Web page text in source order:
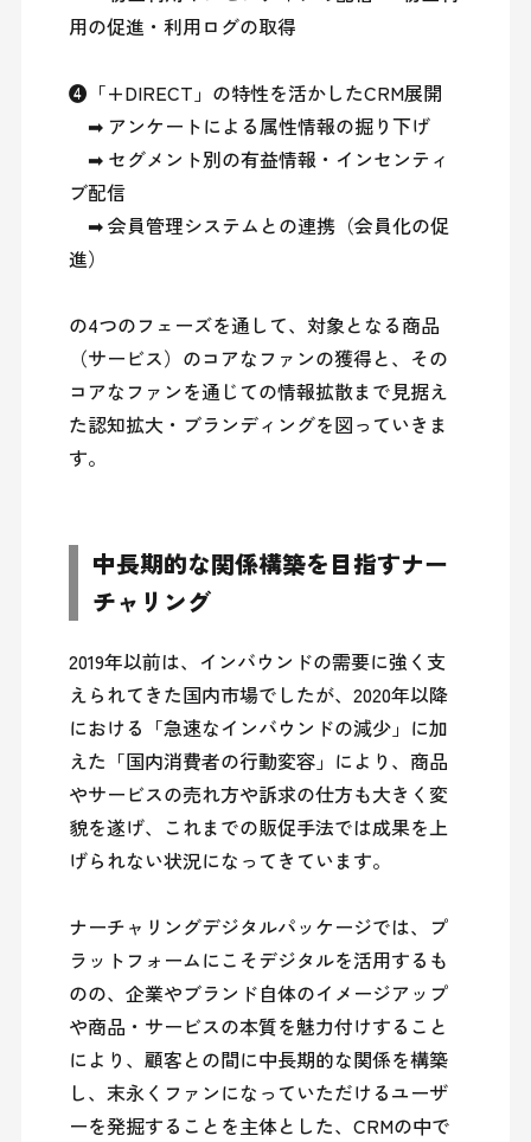
用の促進・利用ログの取得
❹「+DIRECT」の特性を活かしたCRM展開
➡ アンケートによる属性情報の掘り下げ
➡ セグメント別の有益情報・インセンティ
ブ配信
➡ 会員管理システムとの連携（会員化の促
進）
の4つのフェーズを通して、対象となる商品
（サービス）のコアなファンの獲得と、その
コアなファンを通じての情報拡散まで見据え
た認知拡大・ブランディングを図っていきま
す。
中長期的な関係構築を目指すナー
チャリング
2019年以前は、インバウンドの需要に強く支
えられてきた国内市場でしたが、2020年以降
における「急速なインバウンドの減少」に加
えた「国内消費者の行動変容」により、商品
やサービスの売れ方や訴求の仕方も大きく変
貌を遂げ、これまでの販促手法では成果を上
げられない状況になってきています。
ナーチャリングデジタルパッケージでは、プ
ラットフォームにこそデジタルを活用するも
のの、企業やブランド自体のイメージアップ
や商品・サービスの本質を魅力付けすること
により、顧客との間に中長期的な関係を構築
し、末永くファンになっていただけるユーザ
ーを発掘することを主体とした、CRMの中で